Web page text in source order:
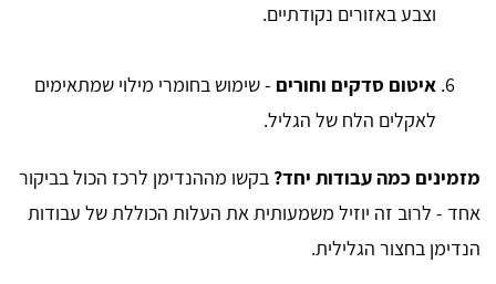
וצבע באזורים נקודתיים.
איטום סדקים וחורים - שימוש בחומרי מילוי שמתאימים
לאקלים הלח של הגליל.
מזמינים כמה עבודות יחד? בקשו מההנדימן לרכז הכול בביקור
אחד - לרוב זה יוזיל משמעותית את העלות הכוללת של עבודות
הנדימן בחצור הגלילית.